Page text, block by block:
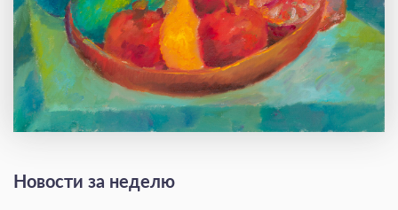
Новости за неделю